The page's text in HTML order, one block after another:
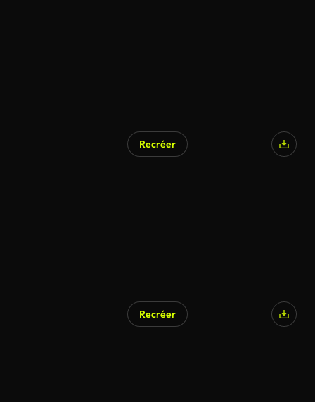
Recréer
Recréer